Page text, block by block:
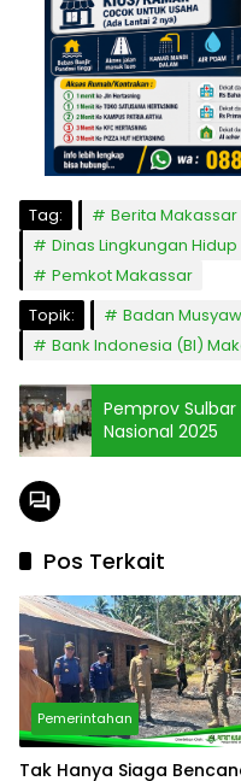
Tag:
Berita Makassar
Dinas Lingkungan
Pemkot Makassar
Topik:
Badan
Bank Indonesia (BI)
Pemprov Sulbar
Nasional 2025
Pos Terkait
Pemerintahan
Tak Hanya Siaga